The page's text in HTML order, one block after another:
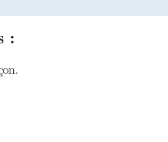
: